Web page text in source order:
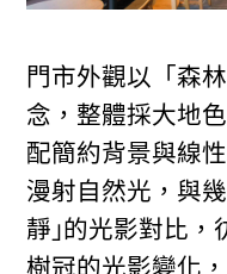
門市外觀以「森
念，整體採大地
配簡約背景與線
漫射自然光，與
靜｣的光影對比，
樹冠的光影變化